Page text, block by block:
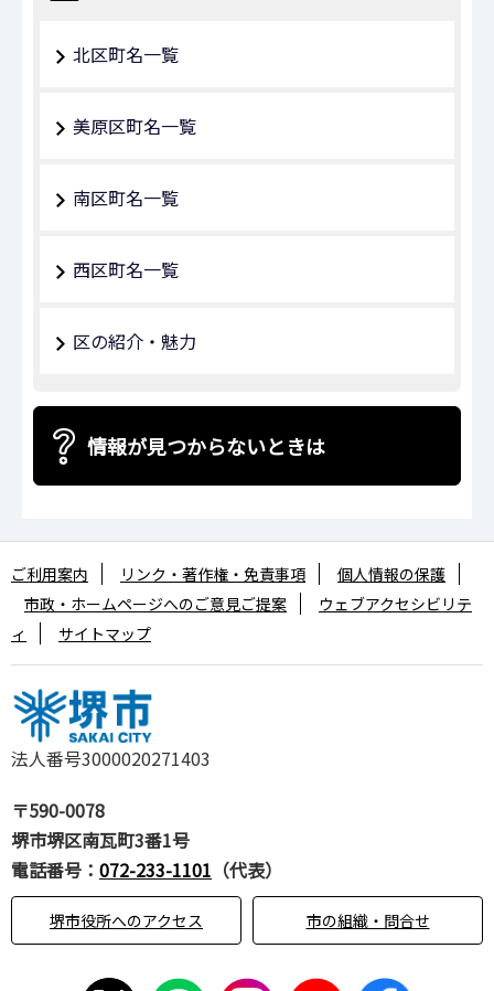
北区町名一覧
美原区町名一覧
南区町名一覧
西区町名一覧
区の紹介・魅力
情報が見つからないときは
法人番号3000020271403
〒590-0078
堺市堺区南瓦町3番1号
電話番号： 072-233-1101 （代表）
堺市役所へのアクセス 市の組織・問合せ
ご利用案内 リンク・著作権・免責事項
個人情報の保護
市政・ホームページへのご意見ご提案
ウェブアクセシビリテ
ィ
サイトマップ